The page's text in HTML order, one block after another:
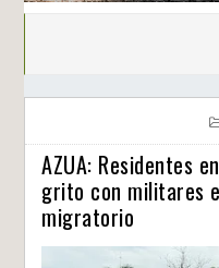
AZUA: Residentes
grito con militares
migratorio